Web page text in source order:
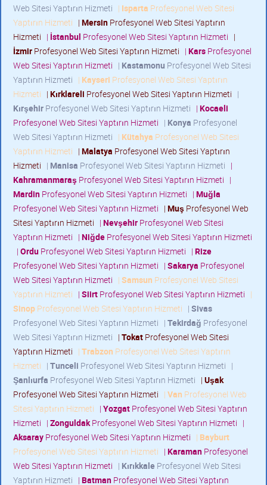
Web Sitesi Yaptırın Hizmeti | Isparta Profesyonel Web Sitesi
Yaptırın Hizmeti | Mersin Profesyonel Web Sitesi Yaptırın
Hizmeti | İstanbul Profesyonel Web Sitesi Yaptırın Hizmeti |
İzmir Profesyonel Web Sitesi Yaptırın Hizmeti | Kars Profesyonel
Web Sitesi Yaptırın Hizmeti | Kastamonu Profesyonel Web Sitesi
Yaptırın Hizmeti | Kayseri Profesyonel Web Sitesi Yaptırın
Hizmeti | Kırklareli Profesyonel Web Sitesi Yaptırın Hizmeti |
Kırşehir Profesyonel Web Sitesi Yaptırın Hizmeti | Kocaeli
Profesyonel Web Sitesi Yaptırın Hizmeti | Konya Profesyonel
Web Sitesi Yaptırın Hizmeti | Kütahya Profesyonel Web Sitesi
Yaptırın Hizmeti | Malatya Profesyonel Web Sitesi Yaptırın
Hizmeti | Manisa Profesyonel Web Sitesi Yaptırın Hizmeti |
Kahramanmaraş Profesyonel Web Sitesi Yaptırın Hizmeti |
Mardin Profesyonel Web Sitesi Yaptırın Hizmeti | Muğla
Profesyonel Web Sitesi Yaptırın Hizmeti | Muş Profesyonel Web
Sitesi Yaptırın Hizmeti | Nevşehir Profesyonel Web Sitesi
Yaptırın Hizmeti | Niğde Profesyonel Web Sitesi Yaptırın Hizmeti
| Ordu Profesyonel Web Sitesi Yaptırın Hizmeti | Rize
Profesyonel Web Sitesi Yaptırın Hizmeti | Sakarya Profesyonel
Web Sitesi Yaptırın Hizmeti | Samsun Profesyonel Web Sitesi
Yaptırın Hizmeti | Siirt Profesyonel Web Sitesi Yaptırın Hizmeti |
Sinop Profesyonel Web Sitesi Yaptırın Hizmeti | Sivas
Profesyonel Web Sitesi Yaptırın Hizmeti | Tekirdağ Profesyonel
Web Sitesi Yaptırın Hizmeti | Tokat Profesyonel Web Sitesi
Yaptırın Hizmeti | Trabzon Profesyonel Web Sitesi Yaptırın
Hizmeti | Tunceli Profesyonel Web Sitesi Yaptırın Hizmeti |
Şanlıurfa Profesyonel Web Sitesi Yaptırın Hizmeti | Uşak
Profesyonel Web Sitesi Yaptırın Hizmeti | Van Profesyonel Web
Sitesi Yaptırın Hizmeti | Yozgat Profesyonel Web Sitesi Yaptırın
Hizmeti | ZonguldakProfesyonel Web Sitesi Yaptırın Hizmeti |
Aksaray Profesyonel Web Sitesi Yaptırın Hizmeti | Bayburt
Profesyonel Web Sitesi Yaptırın Hizmeti | Karaman Profesyonel
Web Sitesi Yaptırın Hizmeti | Kırıkkale Profesyonel Web Sitesi
Yaptırın Hizmeti | Batman Profesyonel Web Sitesi Yaptırın